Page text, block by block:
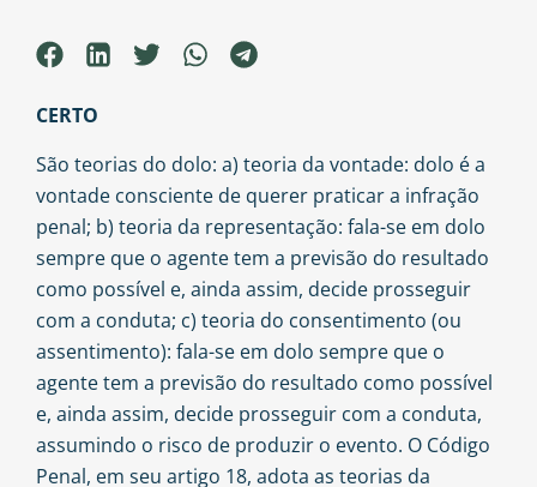
CERTO
São teorias do dolo: a) teoria da vontade: dolo é a
vontade consciente de querer praticar a infração
penal; b) teoria da representação: fala-se em dolo
sempre que o agente tem a previsão do resultado
como possível e, ainda assim, decide prosseguir
com a conduta; c) teoria do consentimento (ou
assentimento): fala-se em dolo sempre que o
agente tem a previsão do resultado como possível
e, ainda assim, decide prosseguir com a conduta,
assumindo o risco de produzir o evento. O Código
Penal, em seu artigo 18, adota as teorias da